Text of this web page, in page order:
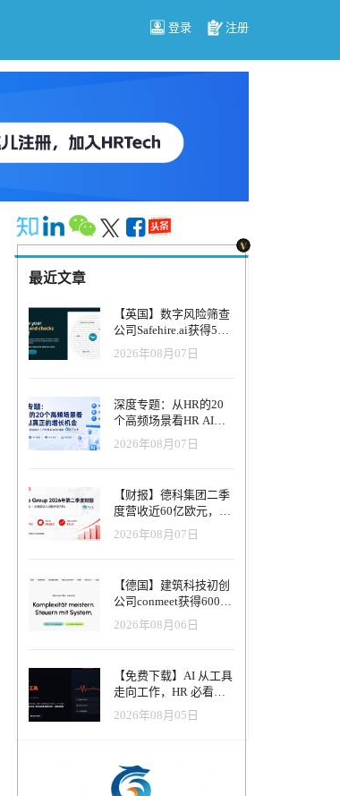
登录 注册
最近文章
【英国】数字风险筛查
公司Safehire.ai获得50
万英镑融资，重塑招聘
风控体系
2026年08月07日
深度专题：从HR的20
个高频场景看HR AI真
正的增长机会
2026年08月07日
【财报】德科集团二季
度营收近60亿欧元，其
中AI代理已覆盖50%收
入，招聘服务进入运营
重构阶段
2026年08月07日
【德国】建筑科技初创
公司conmeet获得600万
欧元种子轮融资，用于
打造面向贸易和建筑行
业的AI操作系统
2026年08月06日
【免费下载】AI 从工具
走向工作，HR 必看五
大变革｜2026 年 8 月
HRTech 行业观察报告
2026年08月05日